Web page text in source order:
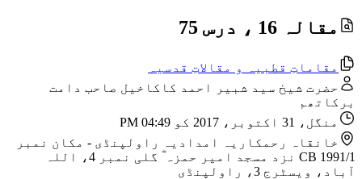
مقالہ 16 ، درس 75
مقاماتِ قطبیہ و مقالاتِ قدسیہ
حضرت شیخ سید شبیر احمد کاکاخیل صاحب دامت
برکاتھم
منگل، 31 اکتوبر، 2017 کو 04:49 PM
خانقاہ رحمکاریہ امدادیہ راولپنڈی - مکان نمبر
CB 1991/1 نزد مسجد امیر حمزہ ؓ گلی نمبر 4، اللہ
آباد، ویسٹرج 3، راولپنڈی